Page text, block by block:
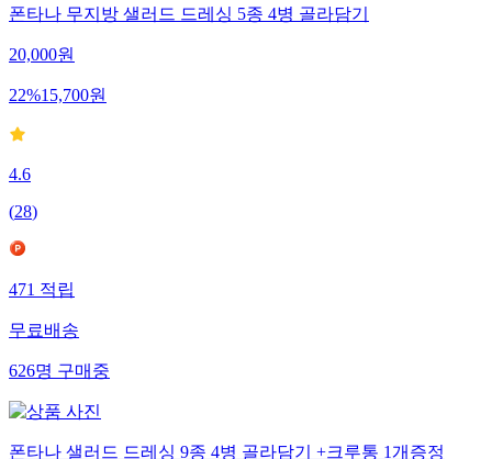
폰타나 무지방 샐러드 드레싱 5종 4병 골라담기
20,000원
22%15,700원
4.6
(28)
471적립
무료배송
626명구매중